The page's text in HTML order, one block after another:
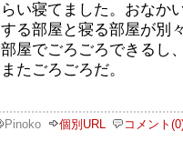
らい寝てました。おなか
する部屋と寝る部屋が別
部屋でごろごろできるし
またごろごろだ。
Pinoko 個別URL コメント